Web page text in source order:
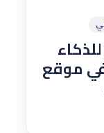
قراءة في موقع